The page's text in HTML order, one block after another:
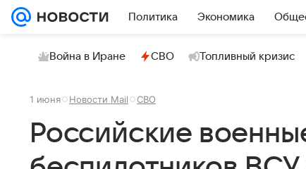
Политика Экономика
Война в Иране СВО Топливный кризис
1 июня Новости Mail СВО
Российские